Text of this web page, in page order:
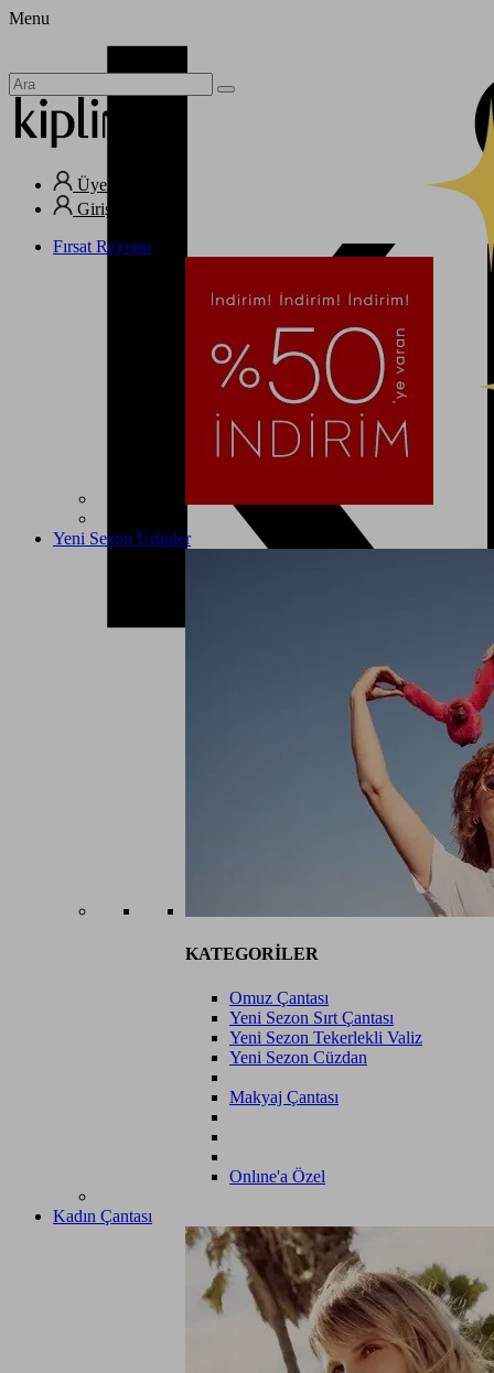
Menu
Üye Ol
Giriş Yap
Fırsat Reyonu
Yeni Sezon Ürünler
KATEGORİLER
Omuz Çantası
Yeni Sezon Sırt Çantası
Yeni Sezon Tekerlekli Valiz
Yeni Sezon Cüzdan
Makyaj Çantası
Onlıne'a Özel
Kadın Çantası